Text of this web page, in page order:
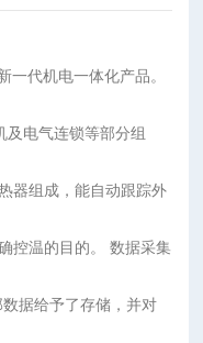
代机电一体化产品。
及电气连锁等部分组
器组成，能自动跟踪外
控温的目的。 数据采集
据给予了存储，并对